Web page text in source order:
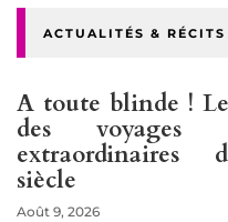
ACTUALITÉS & RÉCITS
A toute blinde !
des voyages
extraordinaires
siècle
Août 9, 2026